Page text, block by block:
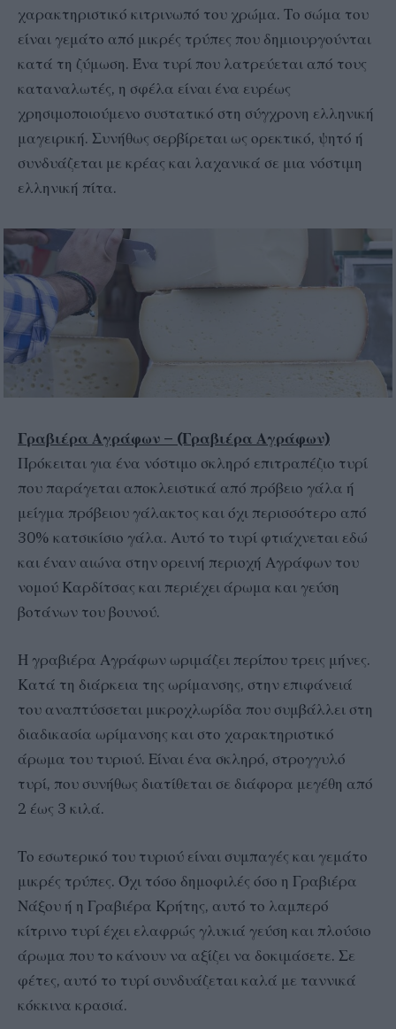
χαρακτηριστικό κιτρινωπό του χρώμα. Το σώμα του
είναι γεμάτο από μικρές τρύπες που δημιουργούνται
κατά τη ζύμωση. Ένα τυρί που λατρεύεται από τους
καταναλωτές, η σφέλα είναι ένα ευρέως
χρησιμοποιούμενο συστατικό στη σύγχρονη ελληνική
μαγειρική. Συνήθως σερβίρεται ως ορεκτικό, ψητό ή
συνδυάζεται με κρέας και λαχανικά σε μια νόστιμη
ελληνική πίτα.
Γραβιέρα Αγράφων – (Γραβιέρα Αγράφων)
Πρόκειται για ένα νόστιμο σκληρό επιτραπέζιο τυρί
που παράγεται αποκλειστικά από πρόβειο γάλα ή
μείγμα πρόβειου γάλακτος και όχι περισσότερο από
30% κατσικίσιο γάλα. Αυτό το τυρί φτιάχνεται εδώ
και έναν αιώνα στην ορεινή περιοχή Αγράφων του
νομού Καρδίτσας και περιέχει άρωμα και γεύση
βοτάνων του βουνού.
Η γραβιέρα Αγράφων ωριμάζει περίπου τρεις μήνες.
Κατά τη διάρκεια της ωρίμανσης, στην επιφάνειά
του αναπτύσσεται μικροχλωρίδα που συμβάλλει στη
διαδικασία ωρίμανσης και στο χαρακτηριστικό
άρωμα του τυριού. Είναι ένα σκληρό, στρογγυλό
τυρί, που συνήθως διατίθεται σε διάφορα μεγέθη από
2 έως 3 κιλά.
Το εσωτερικό του τυριού είναι συμπαγές και γεμάτο
μικρές τρύπες. Όχι τόσο δημοφιλές όσο η Γραβιέρα
Νάξου ή η Γραβιέρα Κρήτης, αυτό το λαμπερό
κίτρινο τυρί έχει ελαφρώς γλυκιά γεύση και πλούσιο
άρωμα που το κάνουν να αξίζει να δοκιμάσετε. Σε
φέτες, αυτό το τυρί συνδυάζεται καλά με ταννικά
κόκκινα κρασιά.